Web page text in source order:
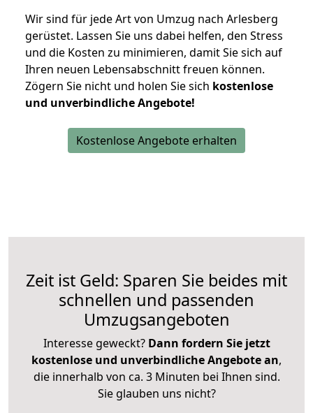
Wir sind für jede Art von Umzug nach Arlesberg
gerüstet. Lassen Sie uns dabei helfen, den Stress
und die Kosten zu minimieren, damit Sie sich auf
Ihren neuen Lebensabschnitt freuen können.
Zögern Sie nicht und holen Sie sich kostenlose
und unverbindliche Angebote!
Kostenlose Angebote erhalten
Zeit ist Geld: Sparen Sie beides mit
schnellen und passenden
Umzugsangeboten
Interesse geweckt? Dann fordern Sie jetzt
kostenlose und unverbindliche Angebote an,
die innerhalb von ca. 3 Minuten bei Ihnen sind.
Sie glauben uns nicht?